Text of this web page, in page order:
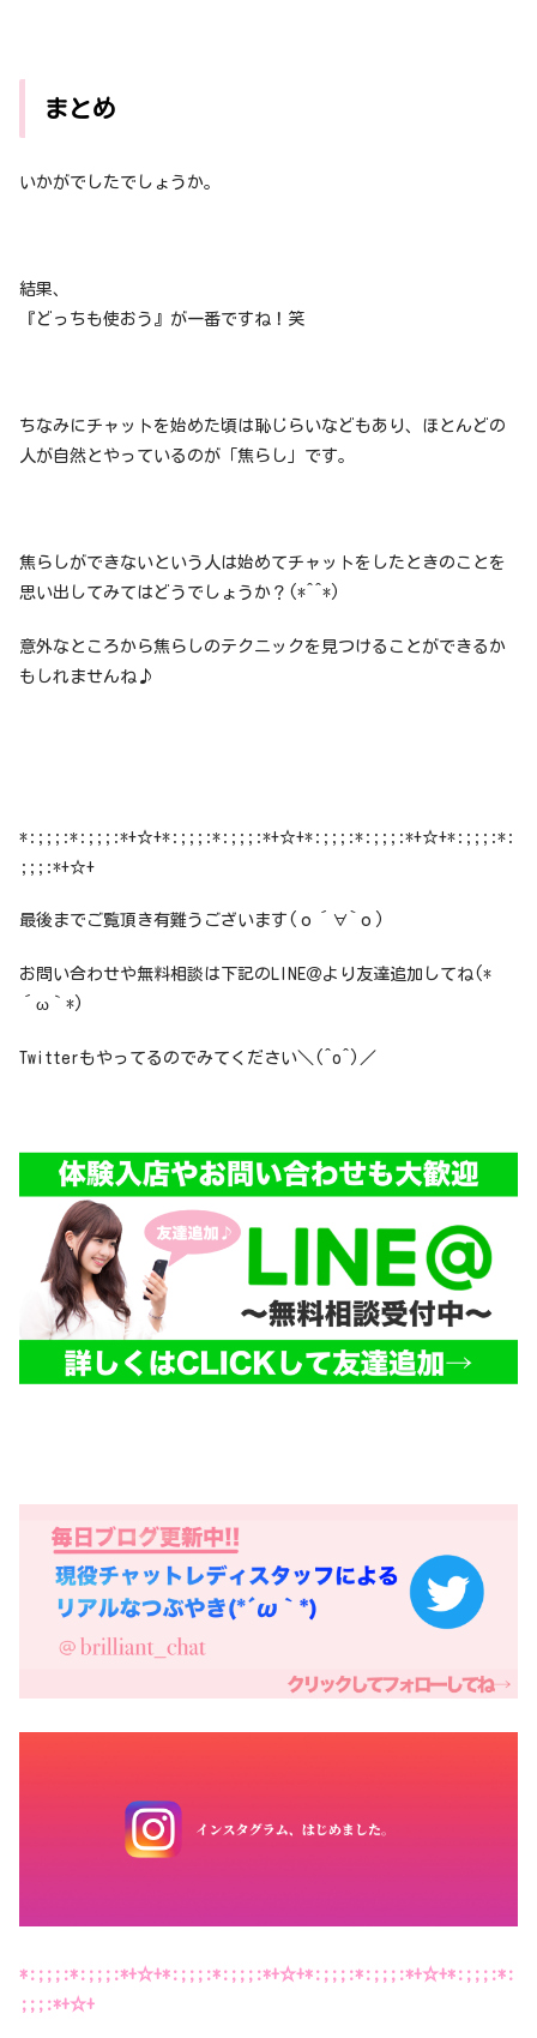
まとめ
いかがでしたでしょうか。
結果、
『どっちも使おう』が一番ですね！笑
ちなみにチャットを始めた頃は恥じらいなどもあり、ほとんどの
人が自然とやっているのが「焦らし」です。
焦らしができないという人は始めてチャットをしたときのことを
思い出してみてはどうでしょうか？(*^^*)
意外なところから焦らしのテクニックを見つけることができるか
もしれませんね♪
*:;;;:*:;;;:*+☆+*:;;;:*:;;;:*+☆+*:;;;:*:;;;:*+☆+*:;;;:*:
;;;:*+☆+
最後までご覧頂き有難うございます(о´∀`о)
お問い合わせや無料相談は下記のLINE＠より友達追加してね(*
´ω｀*)
Twitterもやってるのでみてください＼(^o^)／
*:;;;:*:;;;:*+☆+*:;;;:*:;;;:*+☆+*:;;;:*:;;;:*+☆+*:;;;:*:
;;;:*+☆+